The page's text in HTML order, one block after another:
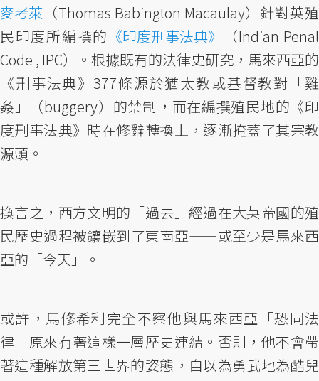
麥考萊 （Thomas Babington Macaulay）針對英殖
民印度所編撰的 《印度刑事法典》
（Indian Penal
Code , IPC）。根據既有的法律史研究，馬來西亞的
《刑事法典》377條源於猶太教或基督教對「雞
姦」（buggery）的禁制，而在編撰殖民地的《印
度刑事法典》時在修辭轉換上，逐漸掩蓋了其宗教
源頭。
換言之，西方文明的「過去」經過在大英帝國的殖
民歷史過程被鑲嵌到了東南亞——或至少是馬來西
亞的「今天」。
或許，馬修希利完全不察他與馬來西亞「恐同法
律」原來有著這樣一層歷史連結。否則，他不會帶
著這種解放第三世界的姿態，自以為勇武地為酷兒